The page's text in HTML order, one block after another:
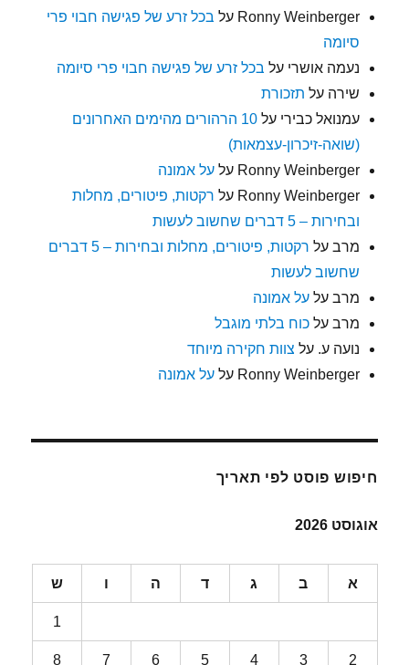
Ronny Weinberger על בכל זרע של פגישה חבוי פרי
סיומה
נעמה אושרי על בכל זרע של פגישה חבוי פרי סיומה
שירה על תזכורת
עמנואל כבירי על
10 הרהורים מהימים האחרונים
(שואה-זיכרון-עצמאות)
Ronny Weinberger עלעל אמונה
Ronny Weinberger על רקטות, פיטורים, מחלות
ובחירות – 5 דברים שחשוב לעשות
מרב על
רקטות, פיטורים, מחלות ובחירות – 5 דברים
שחשוב לעשות
מרב עלעל אמונה
מרב עלכוח בלתי מוגבל
נועה ע. על צוות חקירה מיוחד
Ronny Weinberger עלעל אמונה
חיפוש פוסט לפי תאריך
אוגוסט 2026
א ב ג ד ה ו ש
1
2
3
4
5
6
7
8